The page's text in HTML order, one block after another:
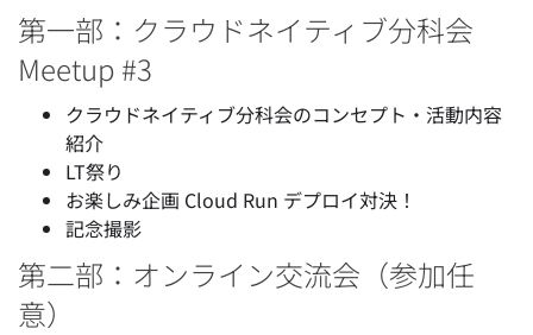
第一部：クラウドネイティブ分科会
Meetup #3
クラウドネイティブ分科会のコンセプト・活動内容
紹介
LT祭り
お楽しみ企画 Cloud Run デプロイ対決！
記念撮影
第二部：オンライン交流会（参加任
意）